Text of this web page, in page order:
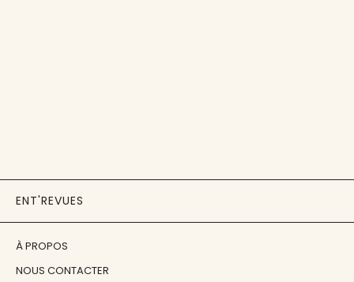
ENT'REVUES
À PROPOS
NOUS CONTACTER